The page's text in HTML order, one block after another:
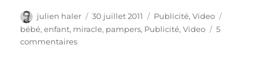
Auteur
julien haler
Publié
le
30 juillet 2011 Catégories
Publicité,Video
bébé,enfant, miracle, pampers, Publicité,Video
5
commentairessur